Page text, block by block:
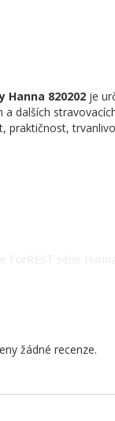
Hanna 820202 je
dalších
praktičnost,
žádné recenze.